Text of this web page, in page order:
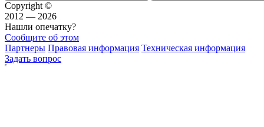
Copyright ©
2012 — 2026
Нашли опечатку?
Сообщите об этом
Партнеры Правовая информация Техническая информация
Задать вопрос